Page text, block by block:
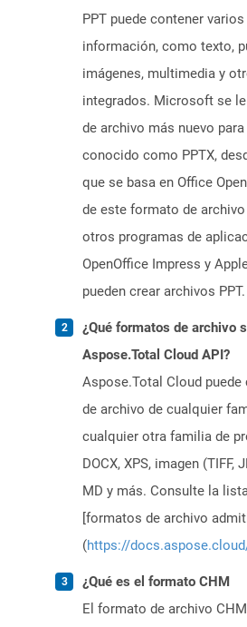
PPT puede contener
información, como texto,
imágenes, multimedia y
integrados. Microsoft se
de archivo más nuevo
conocido como PPTX,
que se basa en Office
de este formato de
otros programas de
OpenOffice Impress y
pueden crear archivos PPT.
¿Qué formatos de archivo
Aspose.Total Cloud API?
Aspose.Total Cloud
de archivo de cualquier
cualquier otra familia de
DOCX, XPS, imagen (TIFF,
MD y más. Consulte la
[formatos de archivo
(https://
¿Qué es el formato CHM
El formato de archivo